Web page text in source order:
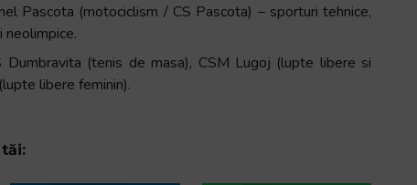
Pascota (motociclism / CS Pascota) – sporturi tehnice,
neolimpice.
(tenis de masa), CSM Lugoj (lupte libere si
libere feminin).